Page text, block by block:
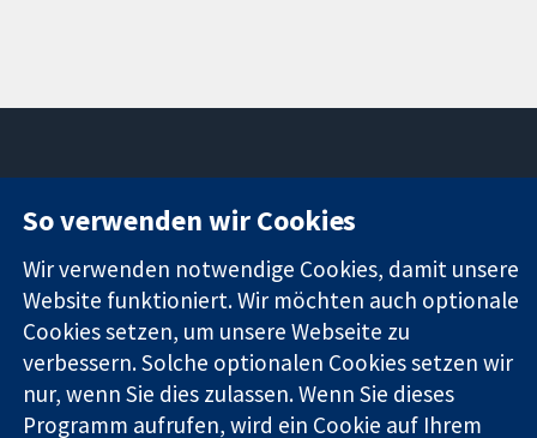
Zuverlässige
Evidenz
Informierte
Entscheidungen
Bessere
Gesundheit
11-13 Cavendish
London
W1G0AN
Königreich
Neuigkeiten
Pressestelle
Über uns
Cochrane
Library
So verwenden wir Cookies
Wir verwenden notwendige Cookies, damit unsere
Website funktioniert. Wir möchten auch optionale
Cookies setzen, um unsere Webseite zu
verbessern. Solche optionalen Cookies setzen wir
nur, wenn Sie dies zulassen. Wenn Sie dieses
Programm aufrufen, wird ein Cookie auf Ihrem